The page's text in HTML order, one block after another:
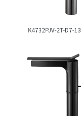
K4732PJV-2T-D7-13